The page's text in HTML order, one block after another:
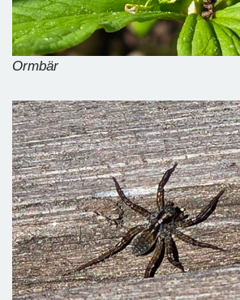
Ormbär